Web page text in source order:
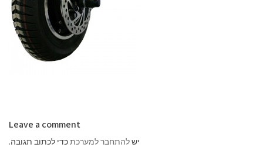
Leave a comment
ישלהתחבר למערכתכדי לכתוב תגובה.